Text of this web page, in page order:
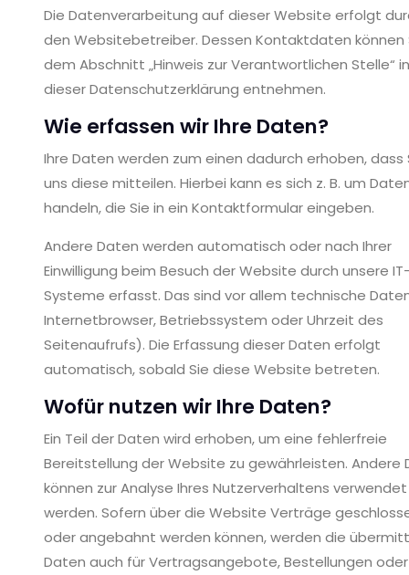
Die Datenverarbeitung auf dieser Website erfolgt
den Websitebetreiber. Dessen Kontaktdaten können
dem Abschnitt „Hinweis zur Verantwortlichen Stelle“ in
dieser Datenschutzerklärung entnehmen.
Wie erfassen wir Ihre Daten?
Ihre Daten werden zum einen dadurch erhoben, dass
uns diese mitteilen. Hierbei kann es sich z. B. um
handeln, die Sie in ein Kontaktformular eingeben.
Andere Daten werden automatisch oder nach Ihrer
Einwilligung beim Besuch der Website durch unsere
Systeme erfasst. Das sind vor allem technische
Internetbrowser, Betriebssystem oder Uhrzeit des
Seitenaufrufs). Die Erfassung dieser Daten erfolgt
automatisch, sobald Sie diese Website betreten.
Wofür nutzen wir Ihre Daten?
Ein Teil der Daten wird erhoben, um eine fehlerfreie
Bereitstellung der Website zu gewährleisten. Andere
können zur Analyse Ihres Nutzerverhaltens verwendet
werden. Sofern über die Website Verträge
oder angebahnt werden können, werden die
Daten auch für Vertragsangebote, Bestellungen oder